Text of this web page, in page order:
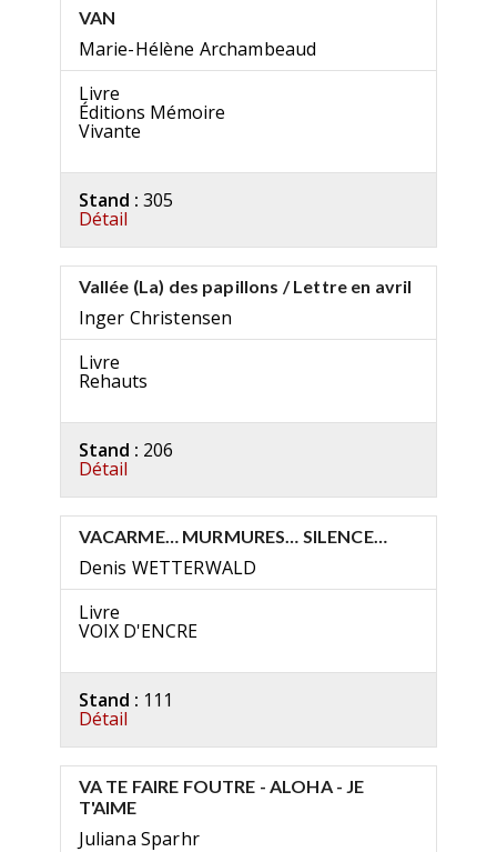
VAN
Marie-Hélène Archambeaud
Livre
Éditions Mémoire
Vivante
Stand : 305
Détail
Vallée (La) des papillons / Lettre en avril
Inger Christensen
Livre
Rehauts
Stand : 206
Détail
VACARME… MURMURES… SILENCE…
Denis WETTERWALD
Livre
VOIX D'ENCRE
Stand : 111
Détail
VA TE FAIRE FOUTRE - ALOHA - JE
T'AIME
Juliana Sparhr